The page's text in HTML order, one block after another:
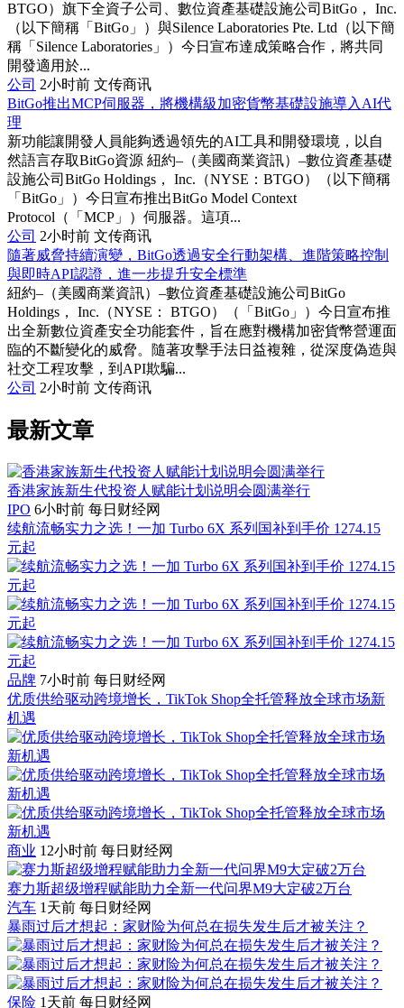
BTGO）旗下全資子公司、數位資產基礎設施公司BitGo， Inc.
（以下簡稱「BitGo」）與Silence Laboratories Pte. Ltd（以下簡
稱「Silence Laboratories」）今日宣布達成策略合作，將共同
開發適用於...
公司 2小时前 文传商讯
BitGo推出MCP伺服器，將機構級加密貨幣基礎設施導入AI代
理
新功能讓開發人員能夠透過領先的AI工具和開發環境，以自
然語言存取BitGo資源 紐約–（美國商業資訊）–數位資產基礎
設施公司BitGo Holdings， Inc.（NYSE：BTGO）（以下簡稱
「BitGo」）今日宣布推出BitGo Model Context
Protocol（「MCP」）伺服器。這項...
公司 2小时前 文传商讯
隨著威脅持續演變，BitGo透過安全行動架構、進階策略控制
與即時API認證，進一步提升安全標準
紐約–（美國商業資訊）–數位資產基礎設施公司BitGo
Holdings， Inc.（NYSE： BTGO）（「BitGo」）今日宣布推
出全新數位資產安全功能套件，旨在應對機構加密貨幣營運面
臨的不斷變化的威脅。隨著攻擊手法日益複雜，從深度偽造與
社交工程攻擊，到API欺騙...
公司 2小时前 文传商讯
最新文章
香港家族新生代投资人赋能计划说明会圆满举行
IPO 6小时前 每日财经网
续航流畅实力之选！一加 Turbo 6X 系列国补到手价 1274.15
元起
品牌 7小时前 每日财经网
优质供给驱动跨境增长，TikTok Shop全托管释放全球市场新
机遇
商业 12小时前 每日财经网
赛力斯超级增程赋能助力全新一代问界M9大定破2万台
汽车 1天前 每日财经网
暴雨过后才想起：家财险为何总在损失发生后才被关注？
保险 1天前 每日财经网